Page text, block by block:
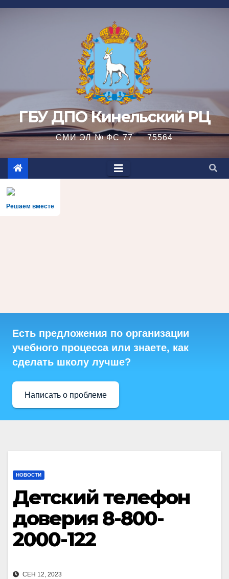
Перейти
ГБУ ДПО Кинельский РЦ
СМИ ЭЛ № ФС 77 — 75564
Решаем вместе
Есть предложения по организации
учебного процесса или знаете, как
сделать школу лучше?
Написать о проблеме
НОВОСТИ
Детский телефон
доверия 8-800-
2000-122
СЕН 12, 2023